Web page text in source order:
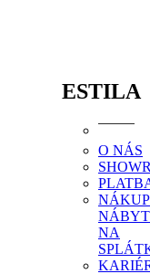
ESTILA
O NÁS
NÁKUP
NA